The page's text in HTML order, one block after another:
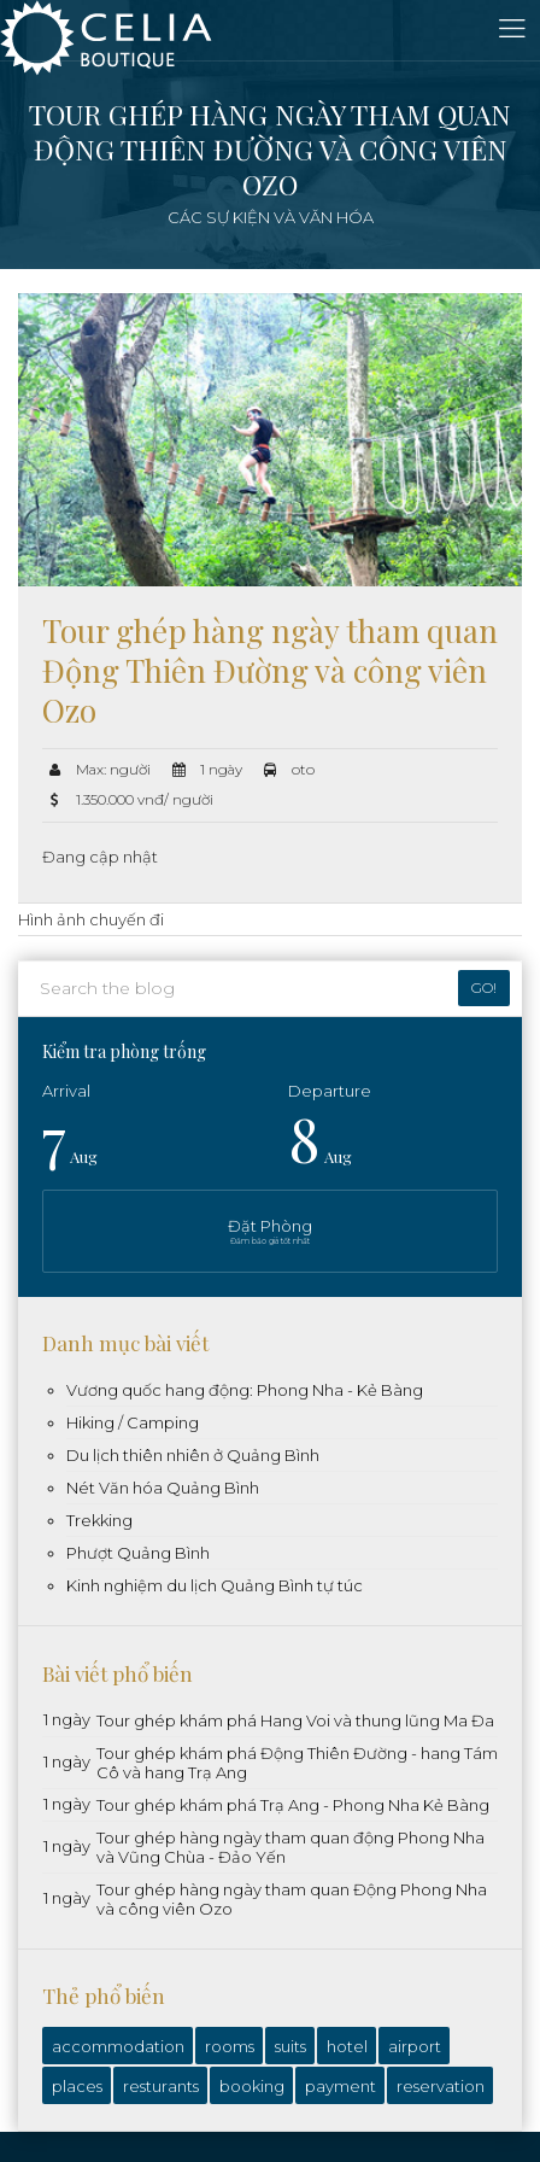
TOUR GHÉP HÀNG NGÀY THAM QUAN
ĐỘNG THIÊN ĐƯỜNG VÀ CÔNG VIÊN
OZO
CÁC SỰ KIỆN VÀ VĂN HÓA
Tour ghép hàng ngày tham quan
Động Thiên Đường và công viên
Ozo
Max: người 1 ngày
oto
1.350.000 vnđ/ người
Đang cập nhật
Hình ảnh chuyến đi
GO!
Kiểm tra phòng trống
7 Aug 8 Aug
Đặt Phòng
Đảm bảo giá tốt nhất
Danh mục bài viết
Vương quốc hang động: Phong Nha - Kẻ Bàng
Hiking / Camping
Du lịch thiên nhiên ở Quảng Bình
Nét Văn hóa Quảng Bình
Trekking
Phượt Quảng Bình
Kinh nghiệm du lịch Quảng Bình tự túc
Bài viết phổ biến
1 ngày Tour ghép khám phá Hang Voi và thung lũng Ma Đa
1 ngày Tour ghép khám phá Động Thiên Đường - hang Tám
Cô và hang Trạ Ang
1 ngày Tour ghép khám phá Trạ Ang - Phong Nha Kẻ Bàng
1 ngày Tour ghép hàng ngày tham quan động Phong Nha
và Vũng Chùa - Đảo Yến
1 ngày Tour ghép hàng ngày tham quan Động Phong Nha
và công viên Ozo
Thẻ phổ biến
accommodation rooms suits hotel airport
places resturants booking payment reservation